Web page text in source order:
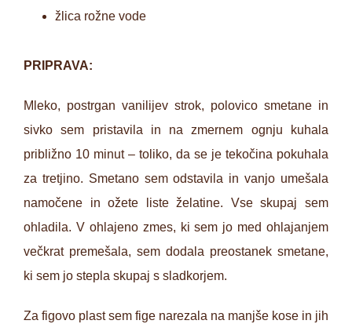
žlica rožne vode
PRIPRAVA:
Mleko, postrgan vanilijev strok, polovico smetane in
sivko sem pristavila in na zmernem ognju kuhala
približno 10 minut – toliko, da se je tekočina pokuhala
za tretjino. Smetano sem odstavila in vanjo umešala
namočene in ožete liste želatine. Vse skupaj sem
ohladila. V ohlajeno zmes, ki sem jo med ohlajanjem
večkrat premešala, sem dodala preostanek smetane,
ki sem jo stepla skupaj s sladkorjem.
Za figovo plast sem fige narezala na manjše kose in jih